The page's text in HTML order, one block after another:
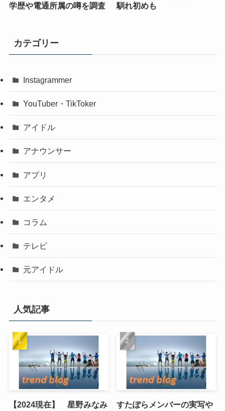
学歴や電通所属の噂を調査
馴れ初めも
カテゴリー
Instagrammer
YouTuber・TikToker
アイドル
アナウンサー
アプリ
エンタメ
コラム
テレビ
元アイドル
人気記事
【2024現在】 星野みなみ
すたぽらメンバーの実写や